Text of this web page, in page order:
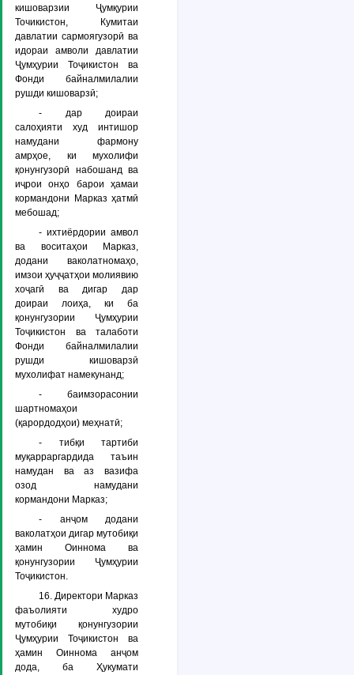
кишоварзии Ҷумқурии
Точикистон, Кумитаи
давлатии сармоягузорӣ ва
идораи амволи давлатии
Ҷумҳурии Тоҷикистон ва
Фонди байналмилалии
рушди кишоварзӣ;
- дар доираи
салоҳияти худ интишор
намудани фармону
амрҳое, ки мухолифи
қонунгузорӣ набошанд ва
иҷрои онҳо барои ҳамаи
кормандони Марказ ҳатмӣ
мебошад;
- ихтиёрдории амвол
ва воситаҳои Марказ,
додани ваколатномаҳо,
имзои ҳуҷҷатҳои молиявию
хоҷагӣ ва дигар дар
доираи лоиҳа, ки ба
қонунгузории Ҷумҳурии
Тоҷикистон ва талаботи
Фонди байналмилалии
рушди кишоварзӣ
мухолифат намекунанд;
- баимзорасонии
шартномаҳои
(қарордодҳои) меҳнатӣ;
- тибқи тартиби
муқарраргардида таъин
намудан ва аз вазифа
озод намудани
кормандони Марказ;
- анҷом додани
ваколатҳои дигар мутобиқи
ҳамин Оиннома ва
қонунгузории Ҷумҳурии
Тоҷикистон.
16. Директори Марказ
фаъолияти худро
мутобиқи қонунгузории
Ҷумҳурии Тоҷикистон ва
ҳамин Оиннома анҷом
дода, ба Ҳукумати